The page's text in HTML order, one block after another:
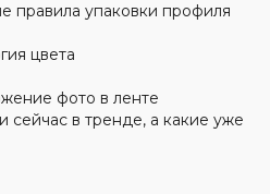
правила упаковки профиля
цвета
фото в ленте
сейчас в тренде, а какие уже